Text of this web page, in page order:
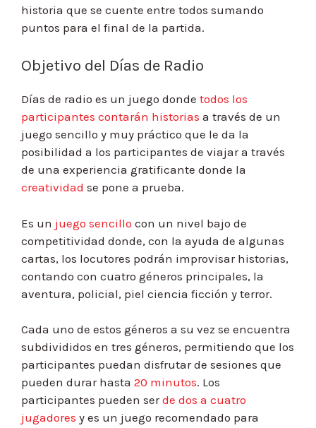
historia que se cuente entre todos sumando
puntos para el final de la partida.
Objetivo del Días de Radio
Días de radio es un juego donde todos los
participantes contarán historias a través de un
juego sencillo y muy práctico que le da la
posibilidad a los participantes de viajar a través
de una experiencia gratificante donde la
creatividad se pone a prueba.
Es un juego sencillo con un nivel bajo de
competitividad donde, con la ayuda de algunas
cartas, los locutores podrán improvisar historias,
contando con cuatro géneros principales, la
aventura, policial, piel ciencia ficción y terror.
Cada uno de estos géneros a su vez se encuentra
subdivididos en tres géneros, permitiendo que los
participantes puedan disfrutar de sesiones que
pueden durar hasta 20 minutos. Los
participantes pueden serde dos a cuatro
jugadores y es un juego recomendado para